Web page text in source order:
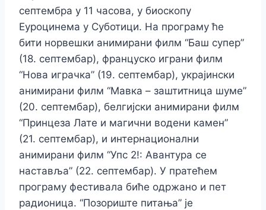
септембра у 11 часова, у биоскопу
Еуроцинема у Суботици. На програму ће
бити норвешки анимирани филм “Баш супер”
(18. септембар), француско играни филм
“Нова играчка” (19. септембар), украјински
анимирани филм “Мавка – заштитница шуме”
(20. септембар), белгијски анимирани филм
“Принцеза Лате и магични водени камен”
(21. септембар), и интернационални
анимирани филм “Упс 2!: Авантура се
наставља” (22. септембар). У пратећем
програму фестивала биће одржано и пет
радионица. “Позориште питања” је